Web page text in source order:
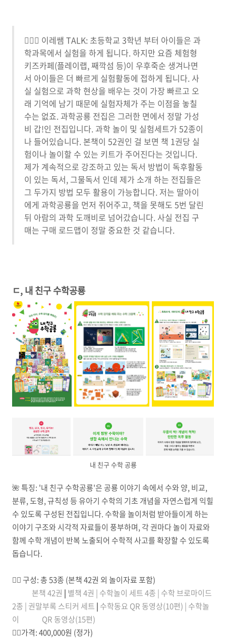
🙋🏻‍♀️ 이레쌤 TALK: 초등학교 3학년 부터 아이들은 과
학과목에서 실험을 하게 됩니다. 하지만 요즘 체험형
키즈카페(플레이랩, 째깍섬 등)이 우후죽순 생겨나면
서 아이들은 더 빠르게 실험활동에 접하게 됩니다. 사
실 실험으로 과학 현상을 배우는 것이 가장 빠르고 오
래 기억에 남기 때문에 실험자체가 주는 이점을 놓칠
수는 없죠. 과학공룡 전집은 그러한 면에서 정말 가성
비 갑!인 전집입니다. 과학 놀이 및 실험세트가 52종이
나 들어있습니다. 본책이 52권인 걸 보면 책 1권당 실
험이나 놀이할 수 있는 키트가 주어진다는 것입니다.
제가 계속적으로 강조하고 있는 독서 방법이 독후활동
이 있는 독서, 그물독서 인데 제가 소개 하는 전집들은
그 두가지 방법 모두 활용이 가능합니다. 저는 딸아이
에게 과학공룡을 먼저 쥐어주고, 책을 못해도 5번 달린
뒤 아람의 과학 도깨비로 넘어갔습니다. 사실 전집 구
매는 구매 로드맵이 정말 중요한 것 같습니다.
ㄷ, 내 친구 수학공룡
내 친구 수학 공룡
🌺특징: '내 친구 수학공룡'은 공룡 이야기 속에서 수와 양, 비교,
분류, 도형, 규칙성 등 유아기 수학의 기초 개념을 자연스럽게 익힐
수 있도록 구성된 전집입니다. 수학을 놀이처럼 받아들이게 하는
이야기 구조와 시각적 자료들이 풍부하며, 각 권마다 놀이 자료와
함께 수학 개념이 반복 노출되어 수학적 사고를 확장할 수 있도록
돕습니다.
☝🏼 구성: 총 53종 (본책 42권 외 놀이자료 포함)
본책 42권 | 별책 4권 | 수학놀이 세트 4종 | 수학 브로마이드
2종 | 권말부록 스티커 세트 | 수학동요 QR 동영상(10편) | 수학놀
이 QR 동영상(15편)
✌🏼가격: 400,000원 (정가)